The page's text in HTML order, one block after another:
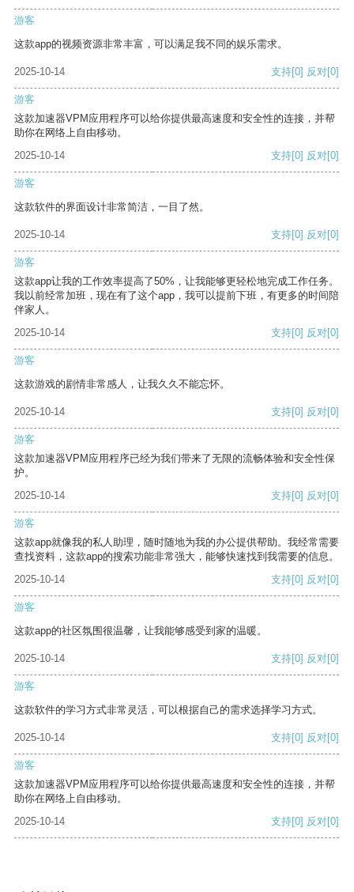
游客
这款app的视频资源非常丰富，可以满足我不同的娱乐需求。
2025-10-14 支持[0] 反对[0]
游客
这款加速器VPM应用程序可以给你提供最高速度和安全性的连接，并帮
助你在网络上自由移动。
2025-10-14
支持[0] 反对[0]
游客
这款软件的界面设计非常简洁，一目了然。
2025-10-14 支持[0] 反对[0]
游客
这款app让我的工作效率提高了50%，让我能够更轻松地完成工作任务。
我以前经常加班，现在有了这个app，我可以提前下班，有更多的时间陪
伴家人。
2025-10-14
支持[0] 反对[0]
游客
这款游戏的剧情非常感人，让我久久不能忘怀。
2025-10-14 支持[0] 反对[0]
游客
这款加速器VPM应用程序已经为我们带来了无限的流畅体验和安全性保
护。
2025-10-14
支持[0] 反对[0]
游客
这款app就像我的私人助理，随时随地为我的办公提供帮助。我经常需要
查找资料，这款app的搜索功能非常强大，能够快速找到我需要的信息。
2025-10-14
支持[0] 反对[0]
游客
这款app的社区氛围很温馨，让我能够感受到家的温暖。
2025-10-14 支持[0] 反对[0]
游客
这款软件的学习方式非常灵活，可以根据自己的需求选择学习方式。
2025-10-14 支持[0] 反对[0]
游客
这款加速器VPM应用程序可以给你提供最高速度和安全性的连接，并帮
助你在网络上自由移动。
2025-10-14
支持[0] 反对[0]